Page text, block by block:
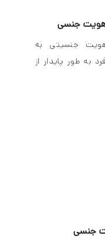
هویت جنسی
جنسیتی به
طور پایدار از
جنسی